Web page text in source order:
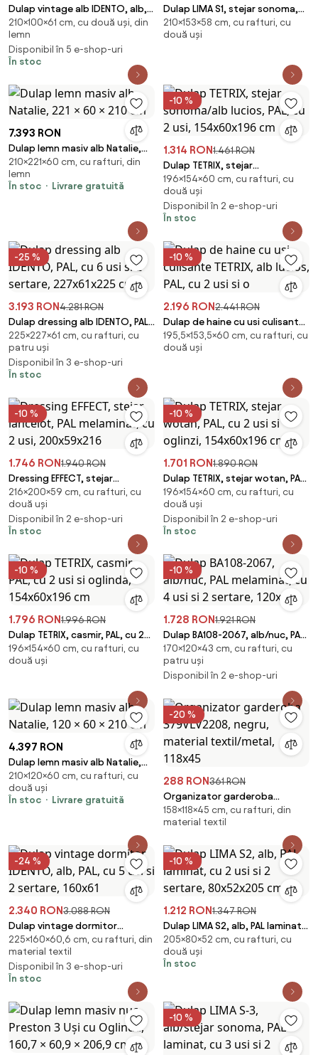
Dulap vintage alb IDENTO, alb,
cu 2 usi si un sertar, 100x61x210
cm
210×100×61 cm, cu două uși, din
lemn
Disponibil în 5 e-shop-uri
În stoc
Dulap LIMA S1, stejar sonoma,
cu 2 usi, 153x58x210 cm
210×153×58 cm, cu rafturi, cu
două uși
7.393 RON
Dulap lemn masiv alb Natalie,
221 × 60 × 210 cm
210×221×60 cm, cu rafturi, din
lemn
În stoc
Livrare gratuită
-10 %
1.314 RON1.461 RON
Dulap TETRIX, stejar
sonoma/alb lucios, PAL, cu 2 usi,
154x60x196 cm
196×154×60 cm, cu rafturi, cu
două uși
Disponibil în 2 e-shop-uri
În stoc
-25 %
3.193 RON4.281 RON
Dulap dressing alb IDENTO, PAL,
cu 6 usi si 2 sertare, 227x61x225
cm
225×227×61 cm, cu rafturi, cu
patru uși
Disponibil în 3 e-shop-uri
În stoc
-10 %
2.196 RON2.441 RON
Dulap de haine cu usi culisante
TETRIX, alb lucios, PAL, cu 2 usi si
o
195,5×153,5×60 cm, cu rafturi, cu
două uși
-10 %
1.746 RON1.940 RON
Dressing EFFECT, stejar
lancelot, PAL melaminat, cu 2
usi, 200x59x216
216×200×59 cm, cu rafturi, cu
două uși
Disponibil în 2 e-shop-uri
În stoc
-10 %
1.701 RON1.890 RON
Dulap TETRIX, stejar wotan, PAL,
cu 2 usi si oglinzi, 154x60x196
cm
196×154×60 cm, cu rafturi, cu
două uși
Disponibil în 2 e-shop-uri
În stoc
-10 %
1.796 RON1.996 RON
Dulap TETRIX, casmir, PAL, cu 2
usi si oglinda, 154x60x196 cm
196×154×60 cm, cu rafturi, cu
două uși
-10 %
1.728 RON1.921 RON
Dulap BA108-2067, alb/nuc, PAL
melaminat, cu 4 usi si 2 sertare,
120x4
170×120×43 cm, cu rafturi, cu
patru uși
Disponibil în 2 e-shop-uri
4.397 RON
Dulap lemn masiv alb Natalie,
120 × 60 × 210 cm
210×120×60 cm, cu rafturi, cu
două uși
În stoc
Livrare gratuită
-20 %
288 RON361 RON
Organizator garderoba
379VLV2208, negru, material
textil/metal, 118x45
158×118×45 cm, cu rafturi, din
material textil
-24 %
2.340 RON3.088 RON
Dulap vintage dormitor
IDENTO, alb, PAL, cu 5 usi si 2
sertare, 160x61
225×160×60,6 cm, cu rafturi, din
material textil
Disponibil în 3 e-shop-uri
În stoc
-10 %
1.212 RON1.347 RON
Dulap LIMA S2, alb, PAL laminat,
cu 2 usi si 2 sertare, 80x52x205
cm
205×80×52 cm, cu rafturi, cu
două uși
În stoc
-10 %